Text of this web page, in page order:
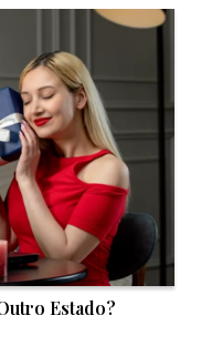
Estado?